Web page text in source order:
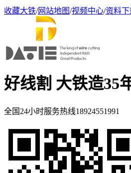
收藏大铁/网站地图/视频中心/资料下
好线割 大铁造35
全国24小时服务热线18924551991